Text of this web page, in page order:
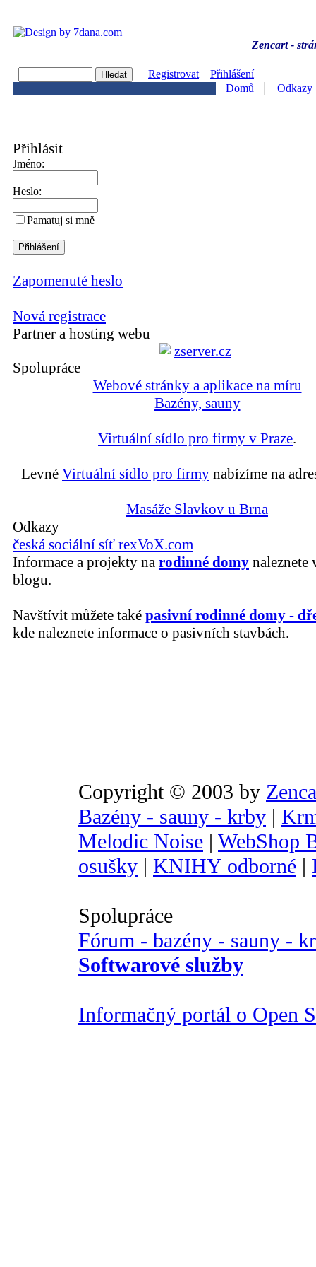
Zencart -
Registrovat
Přihlášení
Domů
Odkazy
Přihlásit
Jméno:
Heslo:
Pamatuj si mně
Zapomenuté heslo
Nová registrace
Partner a hosting webu
Spolupráce
Webové stránky a aplikace na míru
Bazény, sauny
Virtuální sídlo pro firmy v Praze.
Levné Virtuální sídlo pro firmy nabízíme na
Masáže Slavkov u Brna
Odkazy
česká sociální síť rexVoX.com
Informace a projekty na rodinné domy naleznete
blogu.
Navštívit můžete také pasivní rodinné domy -
kde naleznete informace o pasivních stavbách.
Copyright © 2003 by
Bazény - sauny - krby |
Melodic Noise | WebShop
osušky | KNIHY odborné |
Spolupráce
Fórum - bazény - sauny -
Softwarové služby
Informačný portál o Open